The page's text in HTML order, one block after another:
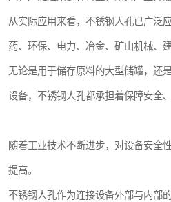
从实际应用来看，不锈钢人孔已广泛
药、环保、电力、冶金、矿山机械、
无论是用于储存原料的大型储罐，还
设备，不锈钢人孔都承担着保障安全
随着工业技术不断进步，对设备安全
提高。
不锈钢人孔作为连接设备外部与内部